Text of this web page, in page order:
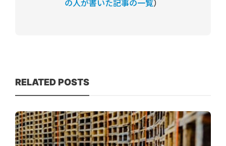
の人が書いた記事の一覧）
RELATED POSTS